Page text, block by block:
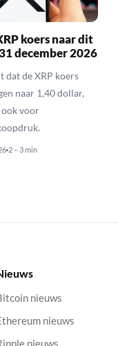
koers naar dit
december 2026
dat de XRP koers
naar 1,40 dollar,
voor
2 – 3 min
nieuws
nieuws
nieuws